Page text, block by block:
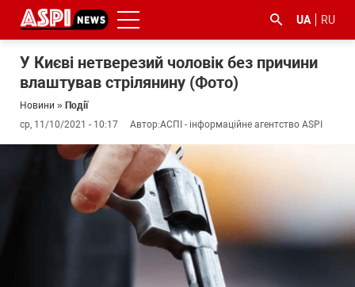
UA RU
У Києві нетверезий чоловік без причини
влаштував стрілянину (Фото)
Новини » Події
ср, 11/10/2021 - 10:17
Автор:АСПІ - інформаційне агентство ASPI
#боротьба
корупцією
#ДФС #Київ #коронавірус